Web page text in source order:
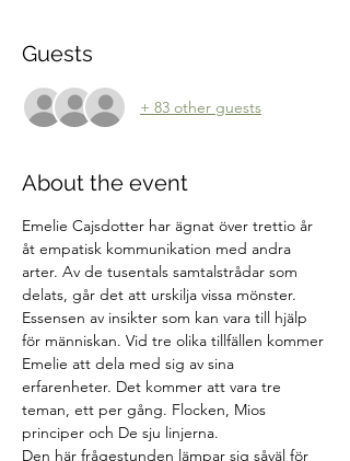
Guests
+ 83 other guests
About the event
Emelie Cajsdotter har ägnat över trettio år
åt empatisk kommunikation med andra
arter. Av de tusentals samtalstrådar som
delats, går det att urskilja vissa mönster.
Essensen av insikter som kan vara till hjälp
för människan. Vid tre olika tillfällen kommer
Emelie att dela med sig av sina
erfarenheter. Det kommer att vara tre
teman, ett per gång. Flocken, Mios
principer och De sju linjerna.
Den här frågestunden lämpar sig såväl för